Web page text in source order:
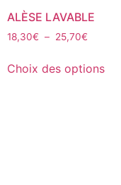
ALÈSE LAVABLE
18,30€ – 25,70€
Choix des options